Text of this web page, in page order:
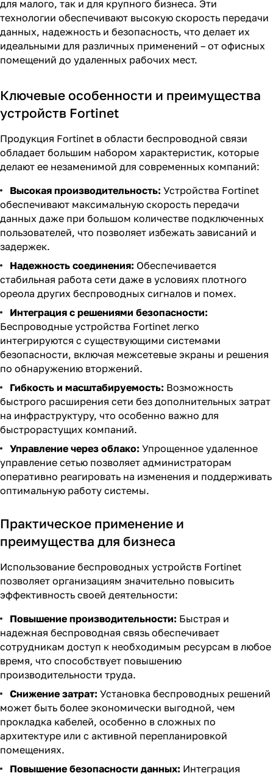
для малого, так и для крупного бизнеса. Эти
технологии обеспечивают высокую скорость передачи
данных, надежность и безопасность, что делает их
идеальными для различных применений – от офисных
помещений до удаленных рабочих мест.
Ключевые особенности и преимущества
устройств Fortinet
Продукция Fortinet в области беспроводной связи
обладает большим набором характеристик, которые
делают ее незаменимой для современных компаний:
Высокая производительность: Устройства Fortinet
обеспечивают максимальную скорость передачи
данных даже при большом количестве подключенных
пользователей, что позволяет избежать зависаний и
задержек.
Надежность соединения: Обеспечивается
стабильная работа сети даже в условиях плотного
ореола других беспроводных сигналов и помех.
Интеграция с решениями безопасности:
Беспроводные устройства Fortinet легко
интегрируются с существующими системами
безопасности, включая межсетевые экраны и решения
по обнаружению вторжений.
Гибкость и масштабируемость: Возможность
быстрого расширения сети без дополнительных затрат
на инфраструктуру, что особенно важно для
быстрорастущих компаний.
Управление через облако: Упрощенное удаленное
управление сетью позволяет администраторам
оперативно реагировать на изменения и поддерживать
оптимальную работу системы.
Практическое применение и
преимущества для бизнеса
Использование беспроводных устройств Fortinet
позволяет организациям значительно повысить
эффективность своей деятельности:
Повышение производительности: Быстрая и
надежная беспроводная связь обеспечивает
сотрудникам доступ к необходимым ресурсам в любое
время, что способствует повышению
производительности труда.
Снижение затрат: Установка беспроводных решений
может быть более экономически выгодной, чем
прокладка кабелей, особенно в сложных по
архитектуре или с активной перепланировкой
помещениях.
Повышение безопасности данных: Интеграция